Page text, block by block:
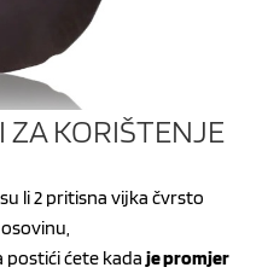
ZA KORIŠTENJE
li 2 pritisna vijka čvrsto
ćete kadaje promjer